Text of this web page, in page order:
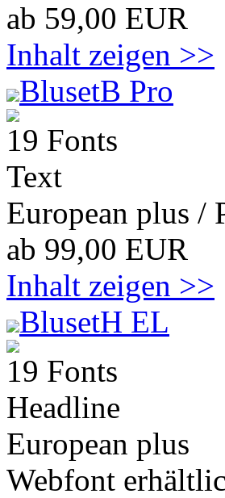
ab 59,00 EUR
Inhalt zeigen >>
BlusetB Pro
19 Fonts
Text
European plus /
ab 99,00 EUR
Inhalt zeigen >>
BlusetH EL
19 Fonts
Headline
European plus
Webfont